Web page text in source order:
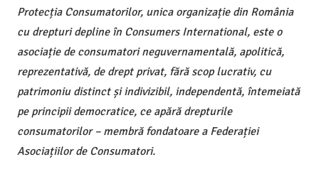
Protecția Consumatorilor, unica organizație din România
cu drepturi depline în Consumers International, este o
asociație de consumatori neguvernamentală, apolitică,
reprezentativă, de drept privat, fără scop lucrativ, cu
patrimoniu distinct și indivizibil, independentă, întemeiată
pe principii democratice, ce apără drepturile
consumatorilor – membră fondatoare a Federației
Asociațiilor de Consumatori.